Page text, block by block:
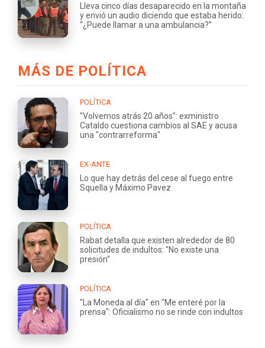
Lleva cinco días desaparecido en la montaña
y envió un audio diciendo que estaba herido:
“¿Puede llamar a una ambulancia?”
MÁS DE POLÍTICA
POLÍTICA
"Volvemos atrás 20 años": exministro
Cataldo cuestiona cambios al SAE y acusa
una "contrarreforma"
EX-ANTE
Lo que hay detrás del cese al fuego entre
Squella y Máximo Pavez
POLÍTICA
Rabat detalla que existen alrededor de 80
solicitudes de indultos: "No existe una
presión"
POLÍTICA
"La Moneda al día" en "Me enteré por la
prensa": Oficialismo no se rinde con indultos